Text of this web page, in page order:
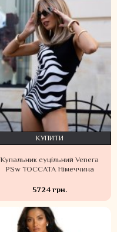
Купальник суцільний Venera
PSw TOCCATA Німеччина
5724 грн.
КУПИТИ